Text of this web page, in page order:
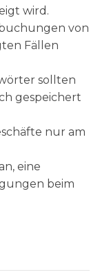
wird.
von
Fällen
sollten
gespeichert
nur am
eine
beim